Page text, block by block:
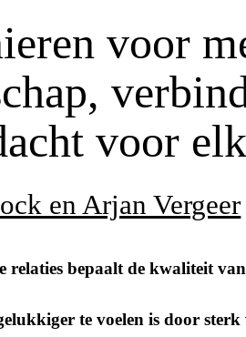
voor
voor
en Arjan Vergeer
relaties bepaalt de kwaliteit
te voelen is door